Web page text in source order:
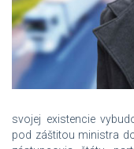
svojej existencie
pod záštitou ministra